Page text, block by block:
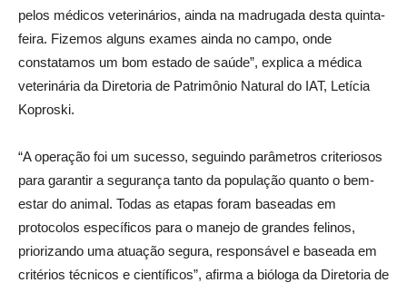
pelos médicos veterinários, ainda na madrugada desta quinta-
feira. Fizemos alguns exames ainda no campo, onde
constatamos um bom estado de saúde”, explica a médica
veterinária da Diretoria de Patrimônio Natural do IAT, Letícia
Koproski.
“A operação foi um sucesso, seguindo parâmetros criteriosos
para garantir a segurança tanto da população quanto o bem-
estar do animal. Todas as etapas foram baseadas em
protocolos específicos para o manejo de grandes felinos,
priorizando uma atuação segura, responsável e baseada em
critérios técnicos e científicos”, afirma a bióloga da Diretoria de